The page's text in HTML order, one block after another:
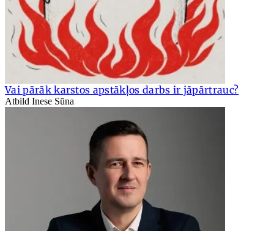
Vai pārāk karstos apstākļos darbs ir jāpārtrauc?
Atbild Inese Sūna